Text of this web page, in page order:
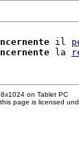
il
la
on Tablet PC
page is licensed